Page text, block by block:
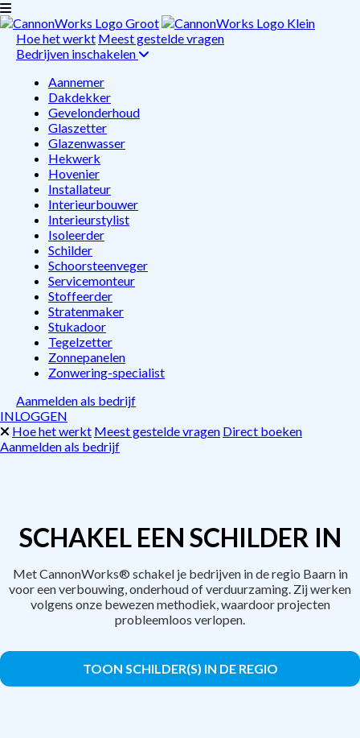
Hoe het werkt Meest gestelde vragen
Bedrijven inschakelen
Aannemer
Dakdekker
Gevelonderhoud
Glaszetter
Glazenwasser
Hekwerk
Hovenier
Installateur
Interieurbouwer
Interieurstylist
Isoleerder
Schilder
Schoorsteenveger
Servicemonteur
Stoffeerder
Stratenmaker
Stukadoor
Tegelzetter
Zonnepanelen
Zonwering-specialist
Aanmelden als bedrijf
INLOGGEN
Hoe het werkt Meest gestelde vragen Direct boeken
Aanmelden als bedrijf
SCHAKEL EEN SCHILDER IN
Met CannonWorks® schakel je bedrijven in de regio Baarn in
voor een verbouwing, onderhoud of verduurzaming. Zij werken
volgens onze bewezen methodiek, waardoor projecten
probleemloos verlopen.
TOON SCHILDER(S) IN DE REGIO